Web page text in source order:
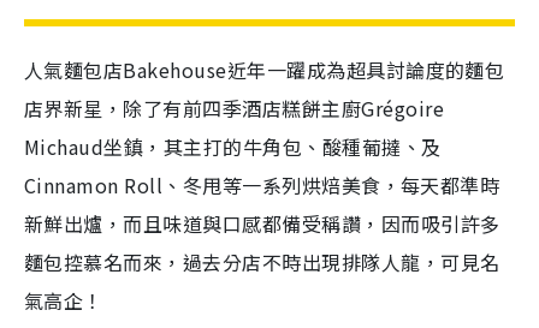
人氣麵包店Bakehouse近年一躍成為超具討論度的麵包
店界新星，除了有前四季酒店糕餅主廚Grégoire
Michaud坐鎮，其主打的牛角包、酸種葡撻、及
Cinnamon Roll、冬甩等一系列烘焙美食，每天都準時
新鮮出爐，而且味道與口感都備受稱讚，因而吸引許多
麵包控慕名而來，過去分店不時出現排隊人龍，可見名
氣高企！